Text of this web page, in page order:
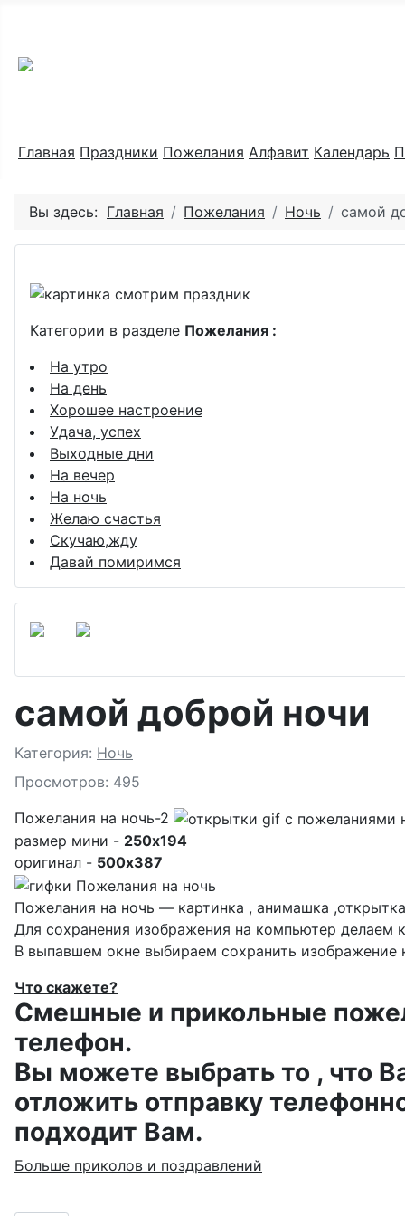
Главная Праздники Пожелания Алфавит Календарь
Вы здесь: Главная Пожелания Ночь самой
Категории в разделе Пожелания :
На утро
На день
Хорошее настроение
Удача, успех
Выходные дни
На вечер
На ночь
Желаю счастья
Скучаю,жду
Давай помиримся
самой доброй ночи
Подробности
Категория: Ночь
Просмотров: 495
Пожелания на ночь-2
размер мини - 250x194
оригинал - 500x387
Пожелания на ночь — картинка , анимашка
Для сохранения изображения на компьютер делаем
В выпавшем окне выбираем сохранить изображение
Что скажете?
Смешные и прикольные
телефон.
Вы можете выбрать то , что
отложить отправку
подходит Вам.
Больше приколов и поздравлений